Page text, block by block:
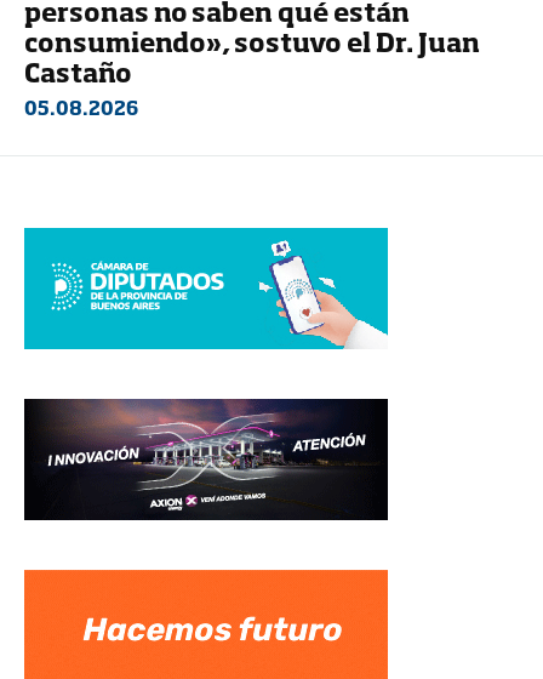
personas no saben qué están
consumiendo», sostuvo el Dr. Juan
Castaño
05.08.2026